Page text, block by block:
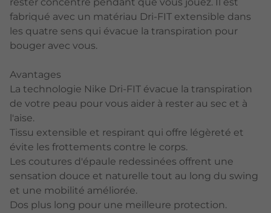
fabriqué avec un matériau Dri-FIT extensible dans
les quatre sens qui évacue la transpiration pour
bouger avec vous.
Avantages
La technologie Nike Dri-FIT évacue la transpiration
de votre peau pour vous aider à rester au sec et à
l'aise.
Tissu extensible et respirant qui offre légèreté et
évite les frottements contre le corps.
Les coutures d'épaule redessinées offrent une
sensation douce et naturelle tout au long du swing
et une mobilité améliorée.
Dos plus long pour une meilleure protection.